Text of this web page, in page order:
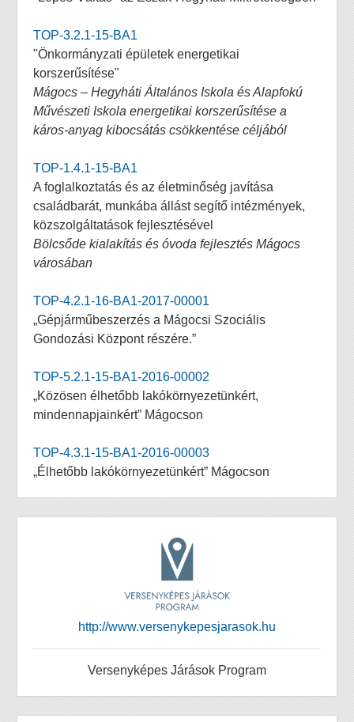
TOP-3.2.1-15-BA1
"Önkormányzati épületek energetikai
korszerűsítése"
Mágocs – Hegyháti Általános Iskola és Alapfokú
Művészeti Iskola energetikai korszerűsítése a
káros-anyag kibocsátás csökkentése céljából
TOP-1.4.1-15-BA1
A foglalkoztatás és az életminőség javítása
családbarát, munkába állást segítő intézmények,
közszolgáltatások fejlesztésével
Bölcsőde kialakítás és óvoda fejlesztés Mágocs
városában
TOP-4.2.1-16-BA1-2017-00001
„Gépjárműbeszerzés a Mágocsi Szociális
Gondozási Központ részére.”
TOP-5.2.1-15-BA1-2016-00002
„Közösen élhetőbb lakókörnyezetünkért,
mindennapjainkért” Mágocson
TOP-4.3.1-15-BA1-2016-00003
„Élhetőbb lakókörnyezetünkért” Mágocson
http://www.versenykepesjarasok.hu
Versenyképes Járások Program